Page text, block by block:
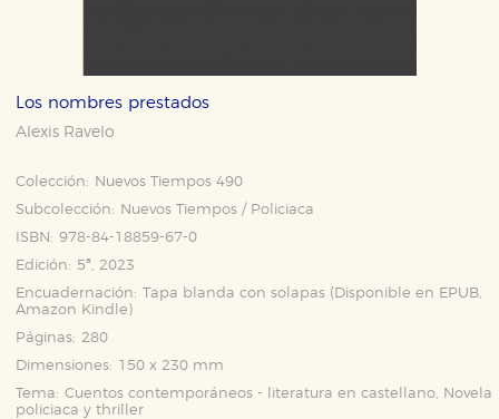
Los nombres prestados
Alexis Ravelo
Colección:
Nuevos Tiempos 490
Subcolección:
Nuevos Tiempos / Policiaca
ISBN: 978-84-18859-67-0
Edición: 5ª, 2023
Encuadernación: Tapa blanda con solapas (Disponible en EPUB,
Amazon Kindle )
Páginas: 280
Dimensiones: 150 x 230 mm
Tema: Cuentos contemporáneos - literatura en castellano, Novela
policiaca y thriller